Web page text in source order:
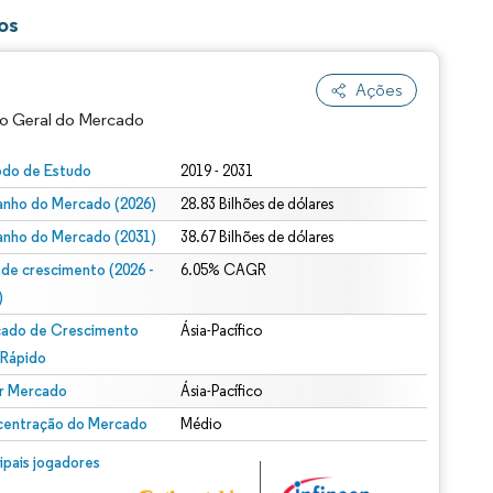
Ações
Geral do Mercado
de Estudo 2019 - 2031
do Mercado (2026) 28.83 Bilhões de dólares
do Mercado (2031) 38.67 Bilhões de dólares
de crescimento (2026 -
6.05% CAGR
de Crescimento
Ásia-Pacífico
Mercado Ásia-Pacífico
do Mercado Médio
jogadores
© Mordor Intelligence. O reuso requer atribuição conforme CC BY 4.0.
conforme CC BY 4.0.